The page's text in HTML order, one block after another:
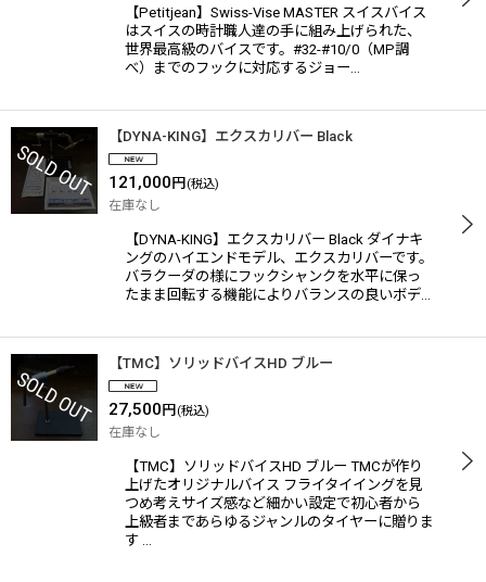
【Petitjean】Swiss-Vise MASTER スイスバイス
はスイスの時計職人達の手に組み上げられた、
世界最高級のバイスです。#32-#10/0（MP調
べ）までのフックに対応するジョー…
【DYNA-KING】エクスカリバー Black
121,000 円 (税込)
在庫なし
【DYNA-KING】エクスカリバー Black ダイナキ
ングのハイエンドモデル、エクスカリバーです。
バラクーダの様にフックシャンクを水平に保っ
たまま回転する機能によりバランスの良いボデ…
【TMC】ソリッドバイスHD ブルー
27,500 円 (税込)
在庫なし
【TMC】ソリッドバイスHD ブルー TMCが作り
上げたオリジナルバイス フライタイイングを見
つめ考えサイズ感など細かい設定で初心者から
上級者まであらゆるジャンルのタイヤーに贈りま
す …